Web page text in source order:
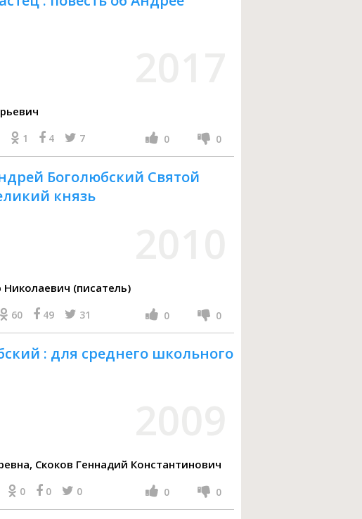
1 4 7 0 0
Боголюбский Святой
князь
(писатель)
60 49 31 0 0
: для среднего школьного
Соломко Наталия Зоревна, Скоков Геннадий Константинович
0 0 0 0 0